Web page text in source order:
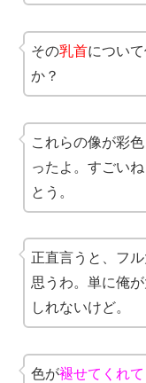
その乳首につい
か？
これらの像が彩
ったよ。すごい
とう。
正直言うと、フ
思うわ。単に俺
しれないけど。
色が褪せてくれて